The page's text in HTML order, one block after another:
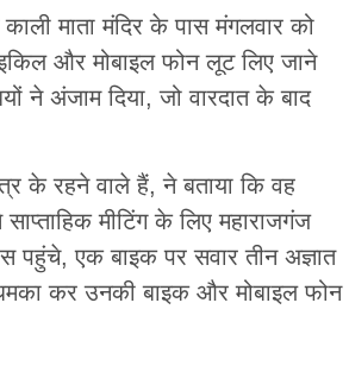
माता मंदिर के पास मंगलवार को
और मोबाइल फोन लूट लिए जाने
ने अंजाम दिया, जो वारदात के बाद
के रहने वाले हैं, ने बताया कि वह
मीटिंग के लिए महाराजगंज
पहुंचे, एक बाइक पर सवार तीन अज्ञात
कर उनकी बाइक और मोबाइल फोन